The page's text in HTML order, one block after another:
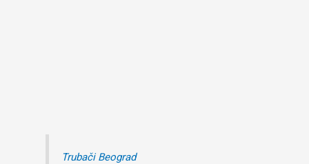
Trubači Beograd